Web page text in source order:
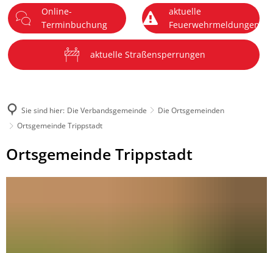
Menü
Online-
Terminbuchung
aktuelle
Feuerwehrmeldungen
aktuelle Straßensperrungen
Sie sind hier: Die Verbandsgemeinde
Die Ortsgemeinden
Ortsgemeinde Trippstadt
Ortsgemeinde
Trippstadt
Ortsgemeinde Trippstadt